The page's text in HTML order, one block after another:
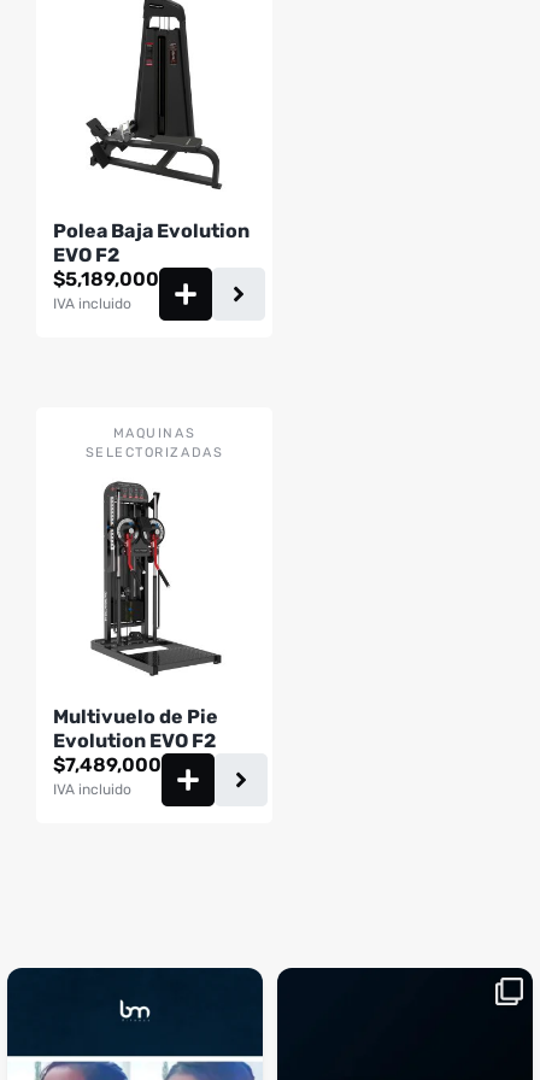
Polea Baja Evolution
EVO F2
$5,189,000
IVA incluido
MAQUINAS
SELECTORIZADAS
Multivuelo de Pie
Evolution EVO F2
$7,489,000
IVA incluido
...
4 2